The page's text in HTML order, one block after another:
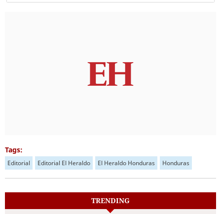
Tags:
Editorial Editorial El Heraldo El Heraldo Honduras Honduras
TRENDING